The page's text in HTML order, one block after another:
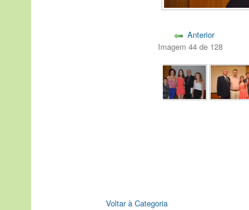
Anterior
Imagem 44 de 128
Voltar à Categoria